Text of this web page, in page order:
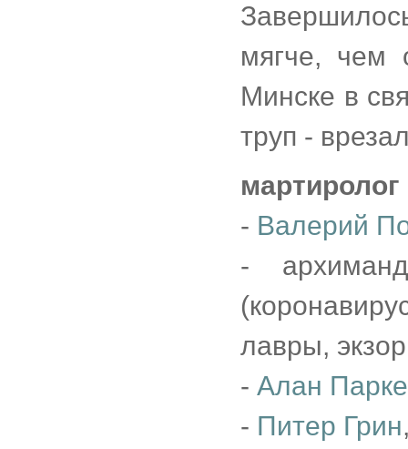
мягче, чем
Минске в
труп -
мартиролог
- Валерий
-
лавры,
- Алан
- Питер Грин